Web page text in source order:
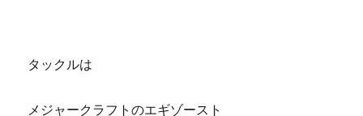
タックルは
メジャークラフトのエギゾースト